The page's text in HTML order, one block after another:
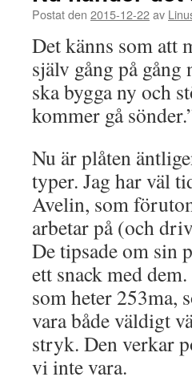
Postat den 2015-12-22av
Det känns som att
själv gång på
ska bygga ny och
kommer gå
Nu är plåten
typer. Jag har väl
Avelin, som
arbetar på (och
De tipsade om sin
ett snack med
som heter 253ma,
vara både väldigt
stryk. Den verkar
vi inte vara.